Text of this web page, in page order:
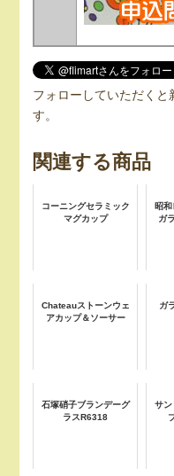
フォローしていただくと
す。
関連する商品
コーニングセラミック
マグカップ
昭
ガ
Chateauストーンウェ
アカップ＆ソーサー
ガ
石塚硝子ブランデーグ
ラスR6318
サン